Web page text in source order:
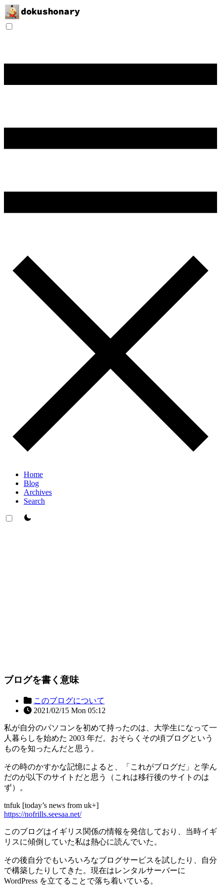
Home
Blog
Archives
Search
theme switcher
ブログを書く意味
このブログについて
2021/02/15 Mon 05:12
私が自分のパソコンを初めて持ったのは、大学生になって一
人暮らしを始めた 2003 年だ。おそらくその頃ブログという
ものを知ったんだと思う。
その時のかすかな記憶によると、「これがブログだ」と学ん
だのが以下のサイトだと思う（これは移行後のサイトのは
ず）。
tnfuk [today’s news from uk+]
https://nofrills.seesaa.net/
このブログはイギリス関係の情報を発信しており、当時イギ
リスに傾倒していた私は熱心に読んでいた。
その後自分でもいろいろなブログサービスを試したり、自分
で構築したりしてきた。現在はレンタルサーバーに
WordPress を立てることで落ち着いている。